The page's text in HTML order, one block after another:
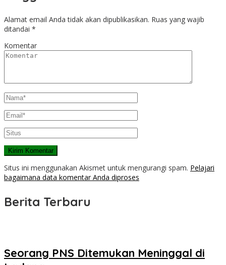
Alamat email Anda tidak akan dipublikasikan. Ruas yang wajib
ditandai *
Komentar
Situs ini menggunakan Akismet untuk mengurangi spam. Pelajari
bagaimana data komentar Anda diproses
Berita Terbaru
Seorang PNS Ditemukan Meninggal di